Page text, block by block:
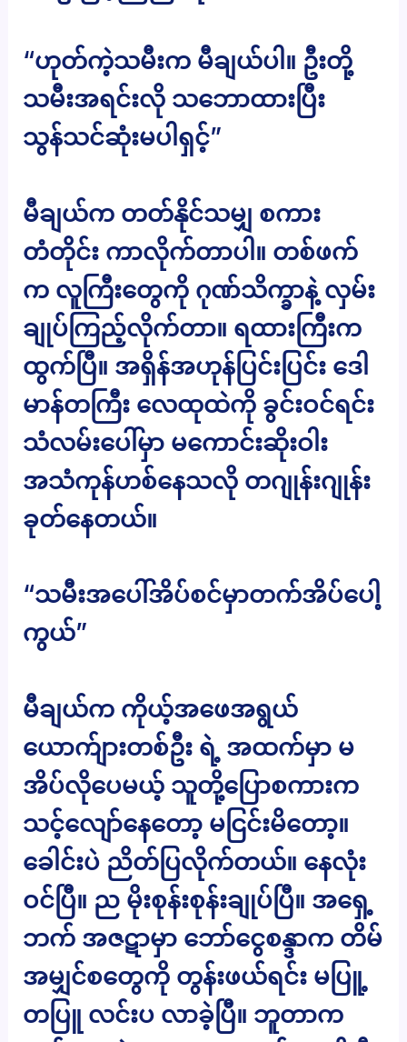
“ဟုတ်ကဲ့သမီးက မီချယ်ပါ။ ဦးတို့
သမီးအရင်းလို သဘောထားပြီး
သွန်သင်ဆုံးမပါရှင့်”
မီချယ်က တတ်နိုင်သမျှ စကား
တံတိုင်း ကာလိုက်တာပါ။ တစ်ဖက်
က လူကြီးတွေကို ဂုဏ်သိက္ခာနဲ့ လှမ်း
ချုပ်ကြည့်လိုက်တာ။ ရထားကြီးက
ထွက်ပြီ။ အရှိန်အဟုန်ပြင်းပြင်း ဒေါ
မာန်တကြီး လေထုထဲကို ခွင်းဝင်ရင်း
သံလမ်းပေါ်မှာ မကောင်းဆိုးဝါး
အသံကုန်ဟစ်နေသလို တဂျုန်းဂျုန်း
ခုတ်နေတယ်။
“သမီးအပေါ်အိပ်စင်မှာတက်အိပ်ပေါ့
ကွယ်”
မီချယ်က ကိုယ့်အဖေအရွယ်
ယောက်ျားတစ်ဦး ရဲ့ အထက်မှာ မ
အိပ်လိုပေမယ့် သူတို့ပြောစကားက
သင့်လျော်နေတော့ မငြင်းမိတော့။
ခေါင်းပဲ ညိတ်ပြလိုက်တယ်။ နေလုံး
ဝင်ပြီ။ ည မိုးစုန်းစုန်းချုပ်ပြီ။ အရှေ့
ဘက် အဇဋာမှာ ဘော်ငွေစန္ဒာက တိမ်
အမျှင်စတွေကို တွန်းဖယ်ရင်း မပြူ့
တပြူ လင်းပ လာခဲ့ပြီ။ ဘူတာက